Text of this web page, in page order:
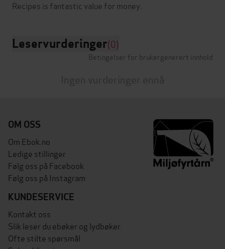
Leservurderinger(0)
Betingelser for brukergenerert innhold
Ingen vurderinger ennå
OM OSS
Om Ebok.no
Ledige stillinger
Følg oss på Facebook
Følg oss på Instagram
KUNDESERVICE
Kontakt oss
Slik leser du ebøker og lydbøker
Ofte stilte spørsmål